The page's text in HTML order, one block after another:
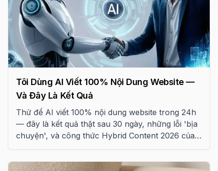
Tôi Dùng AI Viết 100% Nội Dung Website —
Và Đây Là Kết Quả
Thử để AI viết 100% nội dung website trong 24h
— đây là kết quả thật sau 30 ngày, những lỗi 'bịa
chuyện', và công thức Hybrid Content 2026 của